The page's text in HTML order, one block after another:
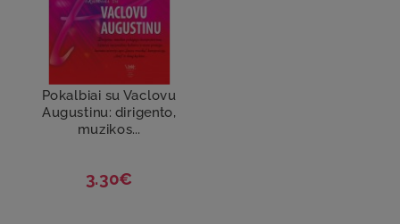
Pokalbiai su Vaclovu
Augustinu: dirigento,
muzikos...
3.30€